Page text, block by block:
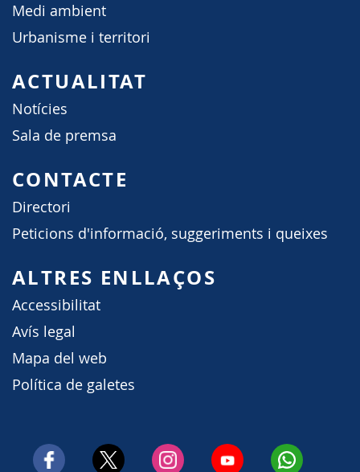
Medi ambient
Urbanisme i territori
ACTUALITAT
Notícies
Sala de premsa
CONTACTE
Directori
Peticions d'informació, suggeriments i queixes
ALTRES ENLLAÇOS
Accessibilitat
Avís legal
Mapa del web
Política de galetes